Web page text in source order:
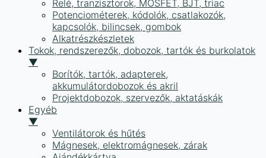
Relé, tranzisztorok, MOSFET, BJT, triac
Potenciométerek, kódolók, csatlakozók,
kapcsolók, bilincsek, gombok
Alkatrészkészletek
Tokok, rendszerezők, dobozok, tartók és burkolatok
▼
Borítók, tartók, adapterek,
akkumulátordobozok és akril
Projektdobozok, szervezők, aktatáskák
Egyéb
▼
Ventilátorok és hűtés
Mágnesek, elektromágnesek, zárak